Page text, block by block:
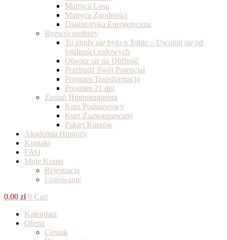
Matryca Losu
Matryca Zgodności
Diagnostyka Energetyczna
Rozwój osobisty
To nigdy nie było o Tobie – Uwolnij się od
lojalności rodowych
Otwórz się na Obfitość
Przebudź Swój Potencjał
Program Transformacja
Program 21 dni
Zostań Hipnoterapeutą
Kurs Podstawowy
Kurs Zaawansowany
Pakiet Kursów
Akademia Hipnozy
Kontakt
FAQ
Moje Konto
Rejestracja
Logowanie
0.00 zł 0 Cart
Kalendarz
Oferta
Cennik